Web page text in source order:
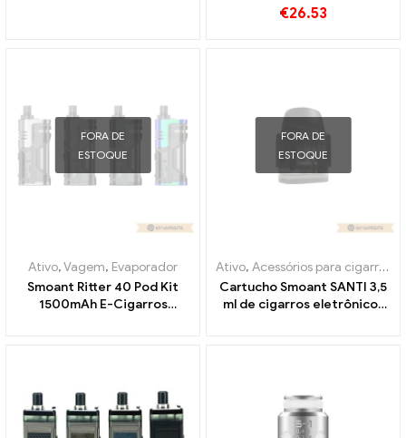
€26.53
FORA DE
ESTOQUE
Ativo,Vagem, Evaporador
Smoant Ritter 40 Pod Kit
1500mAh E-Cigarros
FORA DE
ESTOQUE
Ativo, Acessórios para cigarros eletrônicos
Cartucho Smoant SANTI 3,5
ml de cigarros eletrônicos